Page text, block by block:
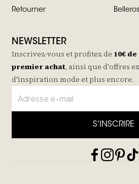
Retourner
NEWSLETTER
Inscrivez-vous et profitez de 10€
premier achat, ainsi que d'offres
d'inspiration mode et plus encore.
S'INSCRIRE